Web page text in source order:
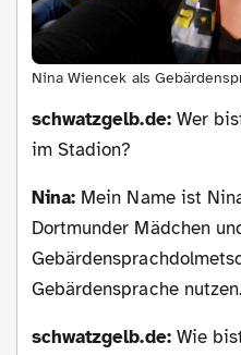
Nina Wiencek als
schwatzgelb.de: Wer
im Stadion?
Nina: Mein Name ist
Dortmunder Mädchen
Gebärdensprache nutzen.
schwatzgelb.de: Wie